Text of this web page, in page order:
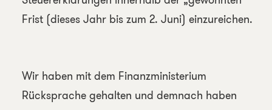
Frist (dieses Jahr bis zum 2. Juni) einzureichen.
Wir haben mit dem Finanzministerium
Rücksprache gehalten und demnach haben